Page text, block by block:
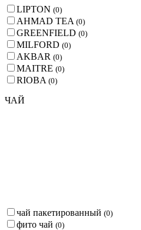
LIPTON (0)
AHMAD TEA (0)
GREENFIELD (0)
MILFORD (0)
AKBAR (0)
MAITRE (0)
RIOBA (0)
ЧАЙ
чай пакетированный (0)
фито чай (0)